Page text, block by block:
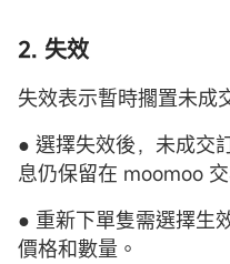
2. 失效
失效表示暫時擱置未成
● 選擇失效後，未成交
息仍保留在 moomoo 交
● 重新下單隻需選擇生
價格和數量。